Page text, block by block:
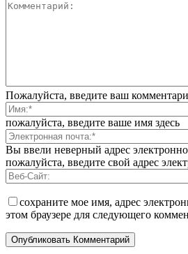
Пожалуйста, введите ваш
пожалуйста, введите ваше имя здесь
Вы ввели неверный адрес
пожалуйста, введите свой адрес
сохраните мое имя, адрес
этом браузере для следующего